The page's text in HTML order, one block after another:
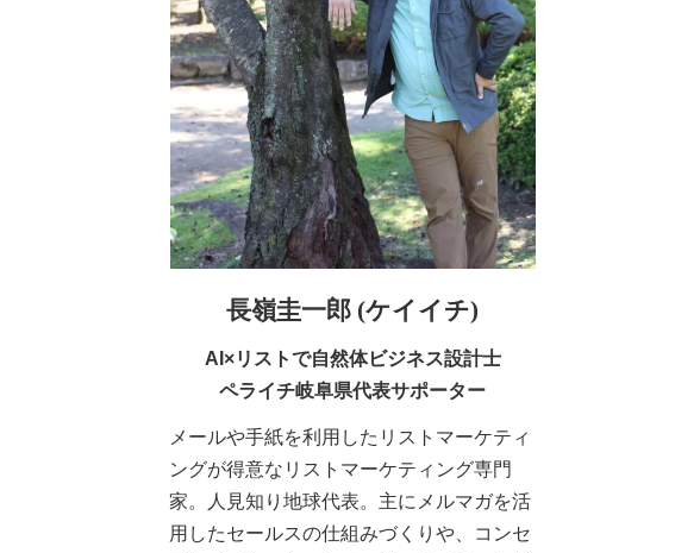
長嶺圭一郎 (ケイイチ)
AI×リストで自然体ビジネス設計士
ペライチ岐阜県代表サポーター
メールや手紙を利用したリストマーケティ
ングが得意なリストマーケティング専門
家。人見知り地球代表。主にメルマガを活
用したセールスの仕組みづくりや、コンセ